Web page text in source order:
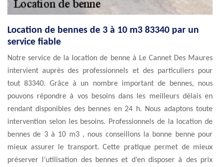
Location de bennes de 3 à 10 m3 83340 par un
service fiable
Notre service de la location de benne à Le Cannet Des Maures
intervient auprès des professionnels et des particuliers pour
tout 83340. Grâce à un nombre important de bennes, nous
pouvons répondre à vos besoins dans les meilleurs délais en
rendant disponibles des bennes en 24 h. Nous adaptons toute
intervention selon les besoins. Professionnels de la location de
bennes de 3 à 10 m3 , nous conseillons la bonne benne pour
mieux assurer le transport. Cette pratique permet de mieux
préserver l’utilisation des bennes et d’en disposer à des prix